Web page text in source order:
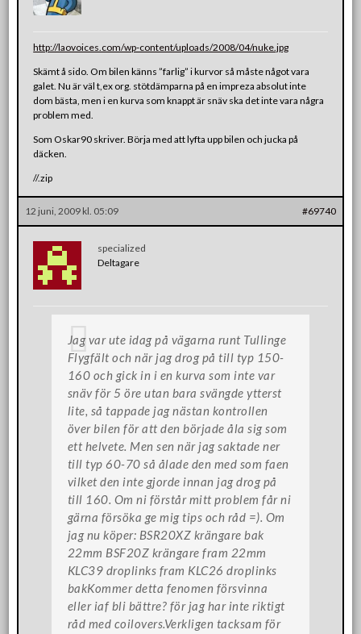
http://laovoices.com/wp-content/uploads/2008/04/nuke.jpg
Skämt å sido. Om bilen känns ”farlig” i kurvor så måste något vara
galet. Nu är väl t,ex org. stötdämparna på en impreza absolut inte
dom bästa, men i en kurva som knappt är snäv ska det inte vara några
problem med.
Som Oskar90 skriver. Börja med att lyfta upp bilen och jucka på
däcken.
//.zip
12 juni, 2009 kl. 05:09 #69740
specialized
Deltagare
Jag var ute idag på vägarna runt Tullinge
Flygfält och när jag drog på till typ 150-
160 och gick in i en kurva som inte var
snäv för 5 öre utan bara svängde ytterst
lite, så tappade jag nästan kontrollen
över bilen för att den började åla sig som
ett helvete. Men sen när jag saktade ner
till typ 60-70 så ålade den med som faen
vilket den inte gjorde innan jag drog på
till 160. Om ni förstår mitt problem får ni
gärna försöka ge mig tips och råd =). Om
jag nu köper: BSR20XZ krängare bak
22mm BSF20Z krängare fram 22mm
KLC39 droplinks fram KLC26 droplinks
bakKommer detta fenomen försvinna
eller iaf bli bättre? för jag har inte riktigt
råd med coilovers.Verkligen tacksam för